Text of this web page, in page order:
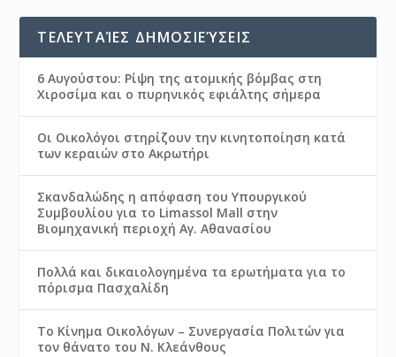
ΤΕΛΕΥΤΑΊΕΣ ΔΗΜΟΣΙΕΎΣΕΙΣ
6 Αυγούστου: Ρίψη της ατομικής βόμβας στη
Χιροσίμα και ο πυρηνικός εφιάλτης σήμερα
Οι Οικολόγοι στηρίζουν την κινητοποίηση κατά
των κεραιών στο Ακρωτήρι
Σκανδαλώδης η απόφαση του Υπουργικού
Συμβουλίου για το Limassol Mall στην
Βιομηχανική περιοχή Αγ. Αθανασίου
Πολλά και δικαιολογημένα τα ερωτήματα για το
πόρισμα Πασχαλίδη
Το Κίνημα Οικολόγων – Συνεργασία Πολιτών για
τον θάνατο του Ν. Κλεάνθους